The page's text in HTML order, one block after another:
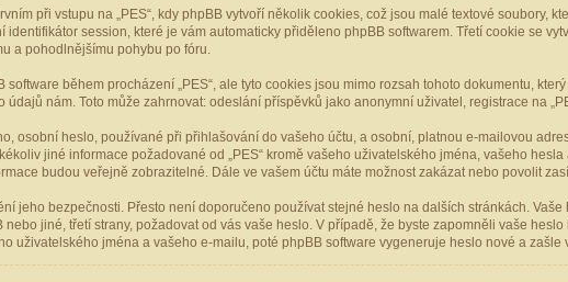
při vstupu na „PES“, kdy phpBB vytvoří několik cookies, což jsou malé textové
session, které je vám automaticky přiděleno phpBB softwarem. Třetí cookie se
a pohodlnějšímu pohybu po fóru.
během procházení „PES“, ale tyto cookies jsou mimo rozsah tohoto dokumentu,
nám. Toto může zahrnovat: odeslání příspěvků jako anonymní uživatel, registrace na
osobní heslo, používané při přihlašování do vašeho účtu, a osobní, platnou e-mailovou
jiné informace požadované od „PES“ kromě vašeho uživatelského jména, vašeho
budou veřejně zobrazitelné. Dále ve vašem účtu máte možnost zakázat nebo povolit
jeho bezpečnosti. Přesto není doporučeno používat stejné heslo na dalších stránkách.
jiné, třetí strany, požadovat od vás vaše heslo. V případě, že byste zapomněli vaše
uživatelského jména a vašeho e-mailu, poté phpBB software vygeneruje heslo nové a